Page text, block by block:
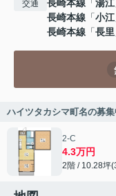
交通 長崎本線 「湯江
長崎本線 「小江
長崎本線 「長里
ハイツタカシマ町名の募
2-C
4.3万円
2階 / 10.28坪